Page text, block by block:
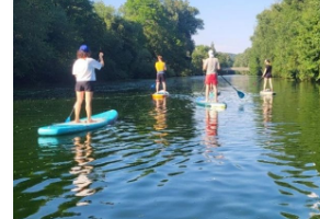
präsentiert und ausgezeichnet.